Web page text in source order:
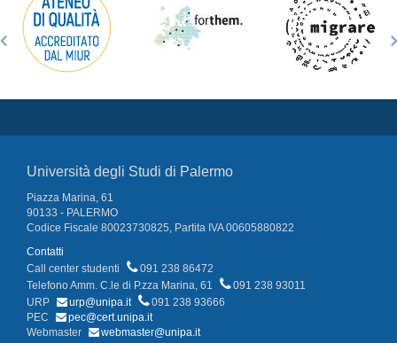
Università degli Studi di Palermo
Piazza Marina, 61
90133 - PALERMO
Codice Fiscale 80023730825, Partita IVA 00605880822
Contatti
Call center studenti
091 238 86472
Telefono Amm. C.le di P.zza Marina, 61
091 238 93011
URP
urp@unipa.it
091 238 93666
PEC
pec@cert.unipa.it
Webmaster
webmaster@unipa.it